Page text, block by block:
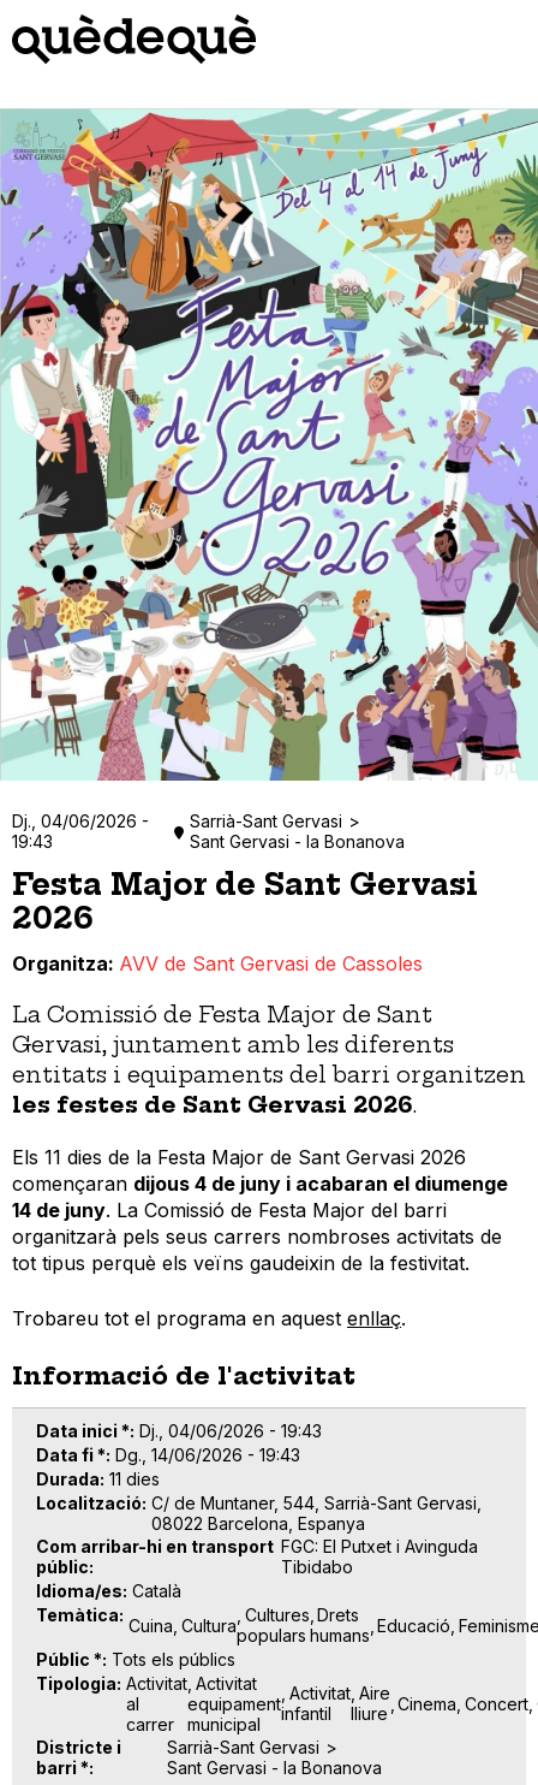
contingut
Dj., 04/06/2026 -
19:43
Sarrià-Sant Gervasi
Sant Gervasi - la Bonanova
Festa Major de Sant Gervasi
2026
Organitza AVV de Sant Gervasi de Cassoles
La Comissió de Festa Major de Sant
Gervasi, juntament amb les diferents
entitats i equipaments del barri organitzen
les festes de Sant Gervasi 2026.
Els 11 dies de la Festa Major de Sant Gervasi 2026
començaran dijous 4 de juny i acabaran el diumenge
14 de juny. La Comissió de Festa Major del barri
organitzarà pels seus carrers nombroses activitats de
tot tipus perquè els veïns gaudeixin de la festivitat.
Trobareu tot el programa en aquest enllaç.
Informació de l'activitat
Data inici * Dj., 04/06/2026 - 19:43
Data fi * Dg., 14/06/2026 - 19:43
Durada 11 dies
Localització C/ de Muntaner, 544, Sarrià-Sant Gervasi,
08022 Barcelona, Espanya
Com arribar-hi en transport
públic
FGC: El Putxet i Avinguda
Tibidabo
Idioma/es Català
Temàtica Cuina Cultura Cultures
populars
Drets
humans Educació
Públic * Tots els públics
Tipologia Activitat
al
carrer
Activitat
equipament
municipal
Activitat
infantil
Aire
lliure Cinema Concert
Districte i
barri *
Sarrià-Sant Gervasi
Sant Gervasi - la Bonanova